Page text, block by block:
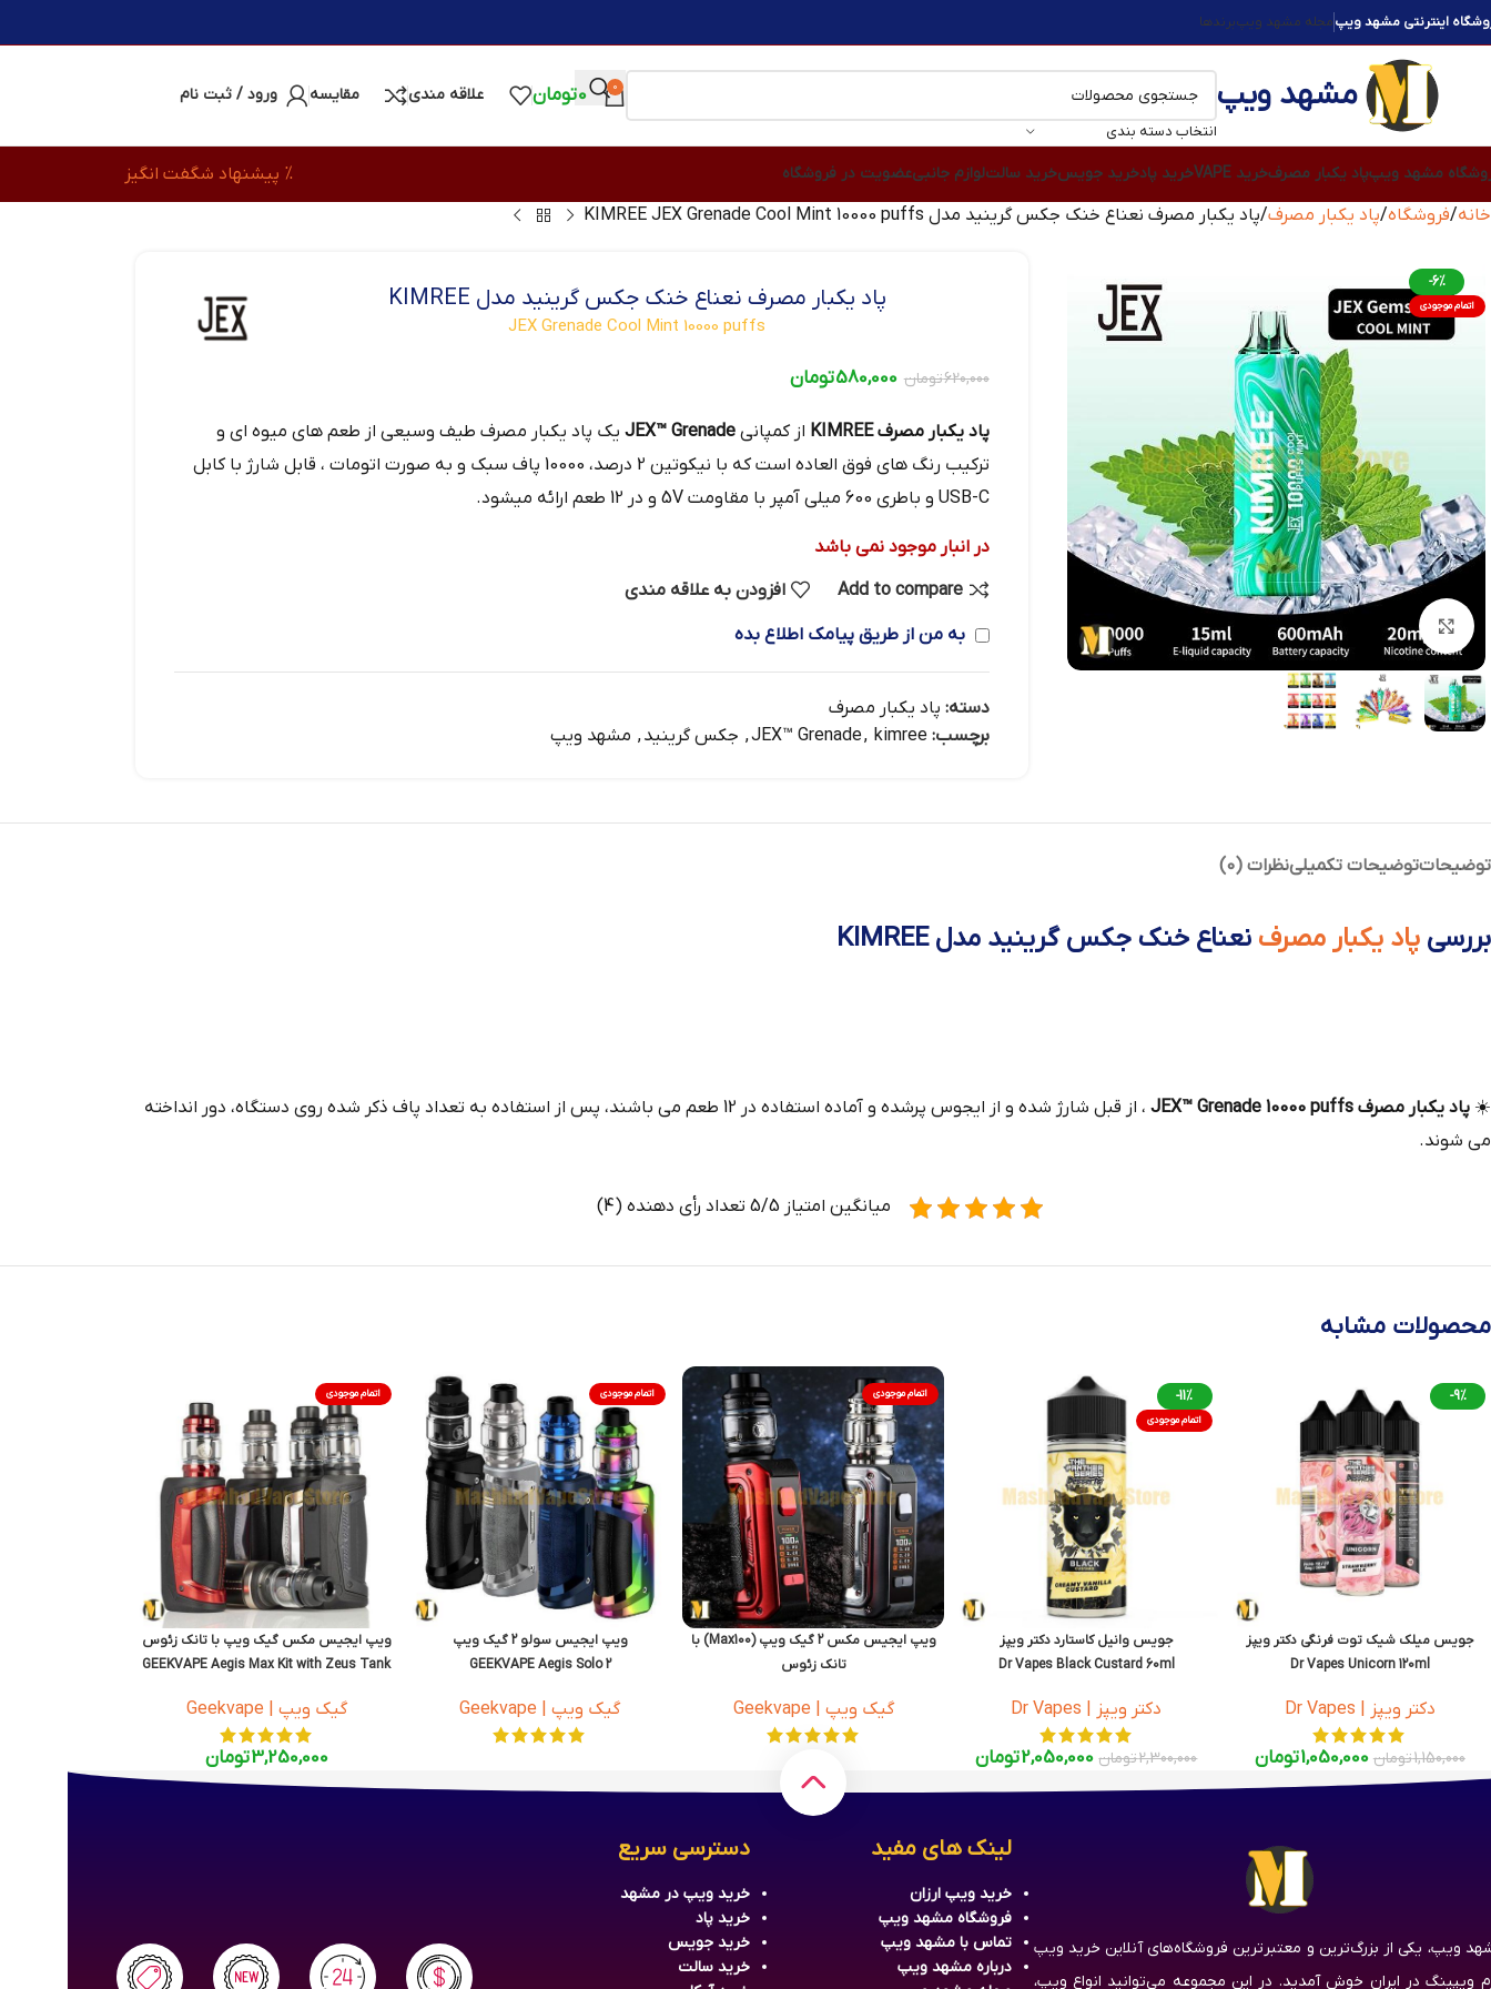
اینترنتی مشهد ویپمجله مشهد ویپبرندها
مشهد ویپ
انتخاب دسته بندی
0
0تومان علاقه مندی مقایسه ورود / ثبت نام
مشهد ویپپاد یکبار مصرفخرید VAPE خرید پادخرید جویسخرید سالتلوازم جانبیعضویت در فروشگاه
% پیشنهاد شگفت انگیز
خانه فروشگاه پاد یکبار مصرف پاد یکبار مصرف نعناع خنک جکس گرینید مدل KIMREE JEX Grenade Cool Mint 10000 puffs
-6%
اتمام موجودی
بزرگنمایی تصویر
پاد یکبار مصرف نعناع خنک جکس گرینید مدل KIMREE
JEX Grenade Cool Mint 10000 puffs
620,000تومان 580,000تومان
پاد یکبار مصرف KIMREE از کمپانیJEX™ Grenade یک پاد یکبار مصرف طیف وسیعی از طعم های میوه ای و
ترکیب رنگ های فوق العاده است که با نیکوتین 2 درصد، 10000 پاف سبک و به صورت اتومات ، قابل شارژ با کابل
USB-C و باطری 600 میلی آمپر با مقاومت 5V و در 12 طعم ارائه میشود.
در انبار موجود نمی باشد
Add to compare
افزودن به علاقه مندی
به من از طریق پیامک اطلاع بده
دسته: پاد یکبار مصرف
برچسب:
JEX™ Grenade, kimree
, جکس گرینید, مشهد ویپ
توضیحاتتوضیحات تکمیلینظرات (0)
بررسی پاد یکبار مصرف نعناع خنک جکس گرینید مدل KIMREE
☀️ پاد یکبار مصرف JEX™ Grenade 10000 puffs
، از قبل شارژ شده و از ایجوس پرشده و آماده استفاده در 12 طعم می باشند، پس از استفاده به تعداد پاف ذکر شده روی دستگاه، دور انداخته
می شوند.
میانگین امتیاز 5/5 تعداد رأی دهنده (4)
محصولات مشابه
-9%
جویس میلک شیک توت فرنگی دکتر ویپز
Dr Vapes Unicorn 120ml
دکتر ویپز | Dr Vapes
1,150,000تومان 1,050,000تومان
-11%
اتمام موجودی
جویس وانیل کاستارد دکتر ویپز
Dr Vapes Black Custard 60ml
دکتر ویپز | Dr Vapes
2,300,000تومان 2,050,000تومان
اتمام موجودی
ویپ ایجیس مکس 2 گیک ویپ (Max100) با
تانک زئوس
Tankگیک ویپ | Geekvape
اتمام موجودی
ویپ ایجیس سولو 2 گیک ویپ
GEEKVAPE Aegis Solo 2
گیک ویپ | Geekvape
اتمام موجودی
ویپ ایجیس مکس گیک ویپ با تانک زئوس
GEEKVAPE Aegis Max Kit with Zeus Tank
گیک ویپ | Geekvape
3,250,000تومان
ویپ، یکی از بزرگ‌ترین و معتبرترین فروشگاه‌های آنلاین خرید ویپ
ویپینگ در ایران خوش آمدید. در این مجموعه می‌توانید انواع ویپ،
لینک های مفید
خرید ویپ ارزان
فروشگاه مشهد ویپ
تماس با مشهد ویپ
درباره مشهد ویپ
دسترسی سریع
خریدویپدر مشهد
خریدپاد
خرید جویس
خرید سالت